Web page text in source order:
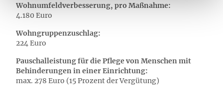
Wohnumfeldverbesserung, pro Maßnahme:
4.180 Euro
Wohngruppenzuschlag:
224 Euro
Pauschalleistung für die Pflege von Menschen mit
Behinderungen in einer Einrichtung:
max. 278 Euro (15 Prozent der Vergütung)